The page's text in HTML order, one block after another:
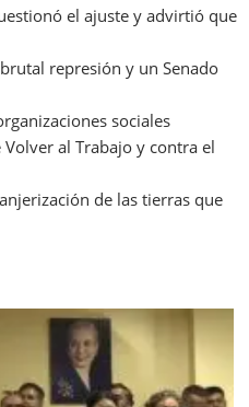
el ajuste y advirtió que
represión y un Senado
sociales
al Trabajo y contra el
de las tierras que